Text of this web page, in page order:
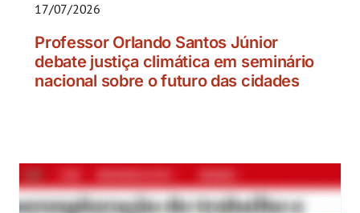
17/07/2026
Professor Orlando Santos Júnior
debate justiça climática em seminário
nacional sobre o futuro das cidades